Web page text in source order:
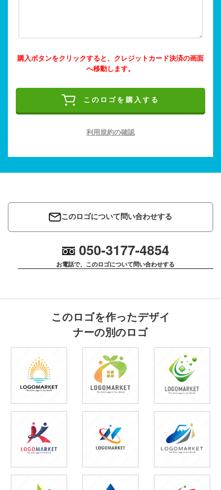
購入ボタンをクリックすると、クレジットカード決済の画面
へ移動します。
このロゴを購入する
利用規約の確認
このロゴについて問い合わせする
050-3177-4854
お電話で、このロゴについて問い合わせする
このロゴを作ったデザイ
ナーの別のロゴ